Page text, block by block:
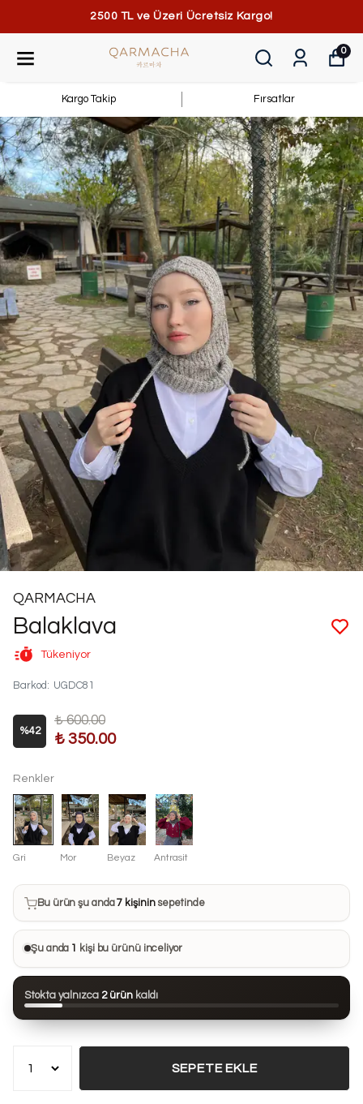
2500 TL ve Üzeri Ücretsiz Kargo!
0
Kargo Takip Fırsatlar
QARMACHA
Balaklava
Tükeniyor
Barkod : UGDC81
%42
₺ 600.00
₺ 350.00
Renkler
Gri Mor Beyaz
Antrasit
Bu ürün son 7 günde
Bu ürün şu anda7 kişininsepetinde
Bu ürünü 9 kişi favorilerine ekledi
Bu ürün son 24 saatte76 kezgörüntülendi
Şu anda 1 kişi bu ürünü inceliyor
Stokta yalnızca 2 ürün kaldı
SEPETE EKLE